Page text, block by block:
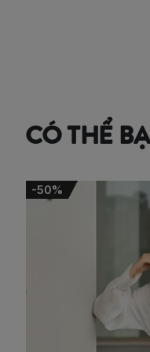
CÓ THỂ
-50%